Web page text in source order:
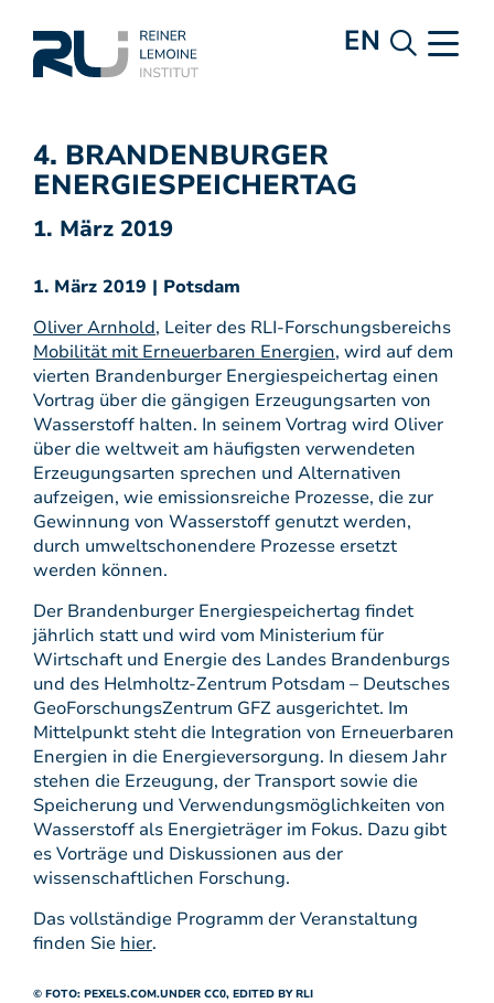
EN
4. BRANDENBURGER
ENERGIESPEICHERTAG
1. März 2019
1. März 2019 | Potsdam
Oliver Arnhold, Leiter des RLI-Forschungsbereichs
Mobilität mit Erneuerbaren Energien, wird auf dem
vierten Brandenburger Energiespeichertag einen
Vortrag über die gängigen Erzeugungsarten von
Wasserstoff halten. In seinem Vortrag wird Oliver
über die weltweit am häufigsten verwendeten
Erzeugungsarten sprechen und Alternativen
aufzeigen, wie emissionsreiche Prozesse, die zur
Gewinnung von Wasserstoff genutzt werden,
durch umweltschonendere Prozesse ersetzt
werden können.
Der Brandenburger Energiespeichertag findet
jährlich statt und wird vom Ministerium für
Wirtschaft und Energie des Landes Brandenburgs
und des Helmholtz-Zentrum Potsdam – Deutsches
GeoForschungsZentrum GFZ ausgerichtet. Im
Mittelpunkt steht die Integration von Erneuerbaren
Energien in die Energieversorgung. In diesem Jahr
stehen die Erzeugung, der Transport sowie die
Speicherung und Verwendungsmöglichkeiten von
Wasserstoff als Energieträger im Fokus. Dazu gibt
es Vorträge und Diskussionen aus der
wissenschaftlichen Forschung.
Das vollständige Programm der Veranstaltung
finden Sie hier.
© FOTO: PEXELS.COM.UNDER CC0, EDITED BY RLI